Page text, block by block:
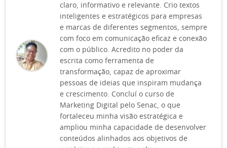
claro, informativo e relevante. Crio textos
inteligentes e estratégicos para empresas
e marcas de diferentes segmentos, sempre
com foco em comunicação eficaz e conexão
com o público. Acredito no poder da
escrita como ferramenta de
transformação, capaz de aproximar
pessoas de ideias que inspiram mudança
e crescimento. Concluí o curso de
Marketing Digital pelo Senac, o que
fortaleceu minha visão estratégica e
ampliou minha capacidade de desenvolver
conteúdos alinhados aos objetivos de